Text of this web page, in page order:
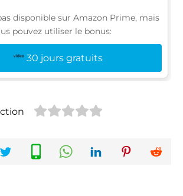
disponible sur Amazon Prime, mais
pouvez utiliser le bonus:
30 jours gratuits